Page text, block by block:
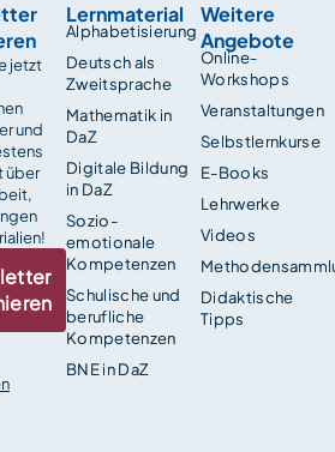
Lernmaterial
Alphabetisierung
Deutsch als
Zweitsprache
Mathematik in
DaZ
Digitale Bildung
in DaZ
Sozio-
emotionale
Kompetenzen
Schulische und
berufliche
Kompetenzen
BNE in DaZ
Weitere
Angebote
Online-
Workshops
Veranstaltungen
Selbstlernkurse
E-Books
Lehrwerke
Videos
Didaktische
Tipps
jetzt
und
über